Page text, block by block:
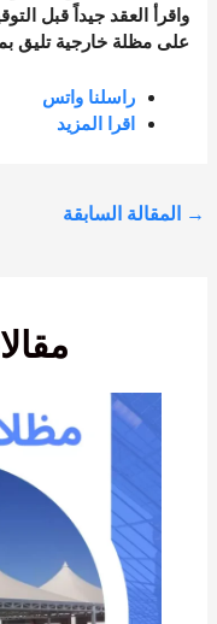
واقرأ العقد جيداً قبل
على مظلة خارجية تليق
راسلنا واتس
اقرا المزيد
→ المقالة السابقة